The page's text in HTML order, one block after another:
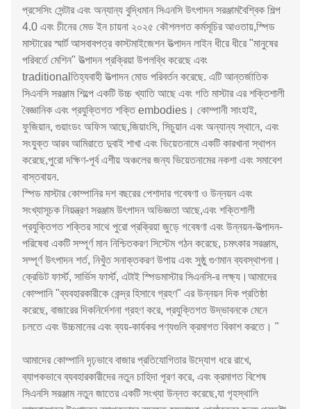
প্রসেসিং সেন্টার এবং অন্যান্য বুদ্ধিমান সিএনসি উৎপাদন সরঞ্জামবৈশ্বিক শিল্প
4.0 এবং চীনের মেড ইন চায়না ২০২৫ কৌশলগত কর্মসূচির আওতায়,স্পিড
মাস্টারের স্মার্ট আসবাবপত্র কাস্টমাইজেশন উত্পাদন লাইন ধীরে ধীরে "মানুষের
পরিবর্তে মেশিন" উত্পাদন প্রক্রিয়া উপলব্ধি করেছে এবং
traditionalতিহ্যবাহী উত্পাদন মোড পরিবর্তন করেছে. এটি আন্তর্জাতিক
সিএনসি সরঞ্জাম শিল্পে একটি উচ্চ খ্যাতি আছে এবং গতি মাস্টার এর শক্তিশালী
বৈজ্ঞানিক এবং প্রযুক্তিগত শক্তি embodies। কোম্পানী সাংহাই,
ফুজিয়ান, গুয়াংডং অফিস আছে,জিয়াংসি, সিচুয়ান এবং অন্যান্য স্থানে, এবং
সংযুক্ত আরব আমিরাতে দুবাই শাখা এবং ভিয়েতনামে একটি কারখানা স্থাপন
করেছে,পুরো দক্ষিণ-পূর্ব এশীয় অঞ্চলের জন্য ভিয়েতনামের নকশা এবং সমাবেশ
বাস্তবায়ন.
স্পিড মাস্টার কোম্পানির দশ বছরের পেশাদার গবেষণা ও উন্নয়ন এবং
সংখ্যাসূচক নিয়ন্ত্রণ সরঞ্জাম উৎপাদন অভিজ্ঞতা আছে,এবং শক্তিশালী
প্রযুক্তিগত শক্তির সাথে পুরো প্রক্রিয়া জুড়ে গবেষণা এবং উন্নয়ন-উত্পাদন-
পরিষেবা একটি সম্পূর্ণ মান নিশ্চিতকরণ সিস্টেম গঠন করেছে, চমৎকার সরঞ্জাম,
সম্পূর্ণ উৎপাদন শর্ত, নিখুঁত সনাক্তকরণ উপায় এবং সুষ্ঠু গুণমান ব্যবস্থাপনা।
ক্রেডিট ফার্স্ট, সার্ভিস ফার্স্ট, এটাই স্পিডমাস্টার সিএনসি-র লক্ষ্য।আমাদের
কোম্পানি "ব্যবহারকারীকে কেন্দ্র হিসাবে গ্রহণ" এর উন্নয়ন দিক প্রতিষ্ঠা
করেছে, বাজারের দিকনির্দেশনা গ্রহণ করে, প্রযুক্তিগত উদ্ভাবনকে মেনে
চলতে এবং উচ্চমানের এবং ব্যয়-কার্যকর পণ্যগুলি ক্রমাগত বিকাশ করতে। "
আমাদের কোম্পানি দৃঢ়ভাবে বাজার প্রতিযোগিতার উদ্যোগ ধরে রাখে,
ব্যাপকভাবে ব্যবহারকারীদের নতুন চাহিদা পূরণ করে, এবং ক্রমাগত বিশেষ
সিএনসি সরঞ্জাম নতুন জাতের একটি সংখ্যা উন্নত করেছে,যা গৃহস্থালি